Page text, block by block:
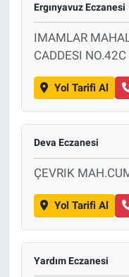
Ergınyavuz Eczanesi
IMAMLAR
CADDESI NO.42C
Yol Tarifi Al
Deva Eczanesi
ÇEVRIK
Yol Tarifi Al
Yardım Eczanesi